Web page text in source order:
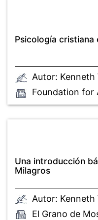
Psicologí­a cristiana
Autor: Kenneth
Foundation for
Una introducción
Milagros
Autor: Kenneth
El Grano de